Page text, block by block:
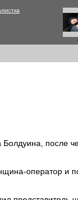
Болдуина, после
оператор и